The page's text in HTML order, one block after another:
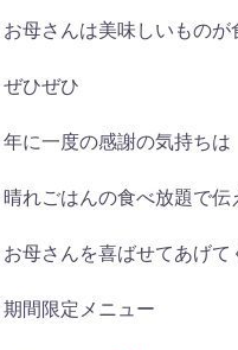
お母さんは美味しいもの
ぜひぜひ
年に一度の感謝の気持ちは
晴れごはんの食べ放題で伝
お母さんを喜ばせてあげて
期間限定メニュー